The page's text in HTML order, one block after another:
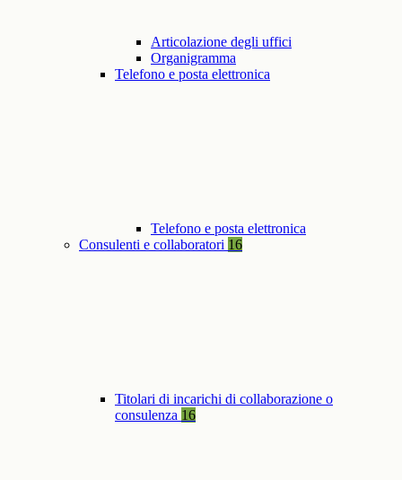
Articolazione degli uffici
Organigramma
Telefono e posta elettronica
Telefono e posta elettronica
Consulenti e collaboratori 16
Titolari di incarichi di collaborazione o
consulenza 16